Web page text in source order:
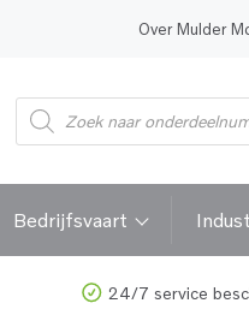
Over Mulder
Bedrijfsvaart
24/7 service